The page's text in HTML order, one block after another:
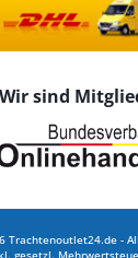
Wir sind
Trachtenoutlet24.de -